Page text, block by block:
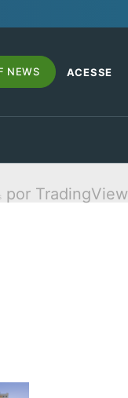
NEWS ACESSE
por TradingView